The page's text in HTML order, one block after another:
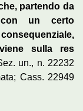
partendo da
con un certo
sulla res
un., n. 22232
Cass. 22949